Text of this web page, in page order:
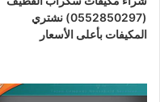
(0552850297) نشتري
المكيفات بأعلى الأسعار